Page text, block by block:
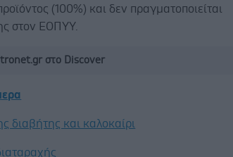
(100%) και δεν πραγματοποιείται
στον ΕΟΠΥΥ.
στο Discover
και καλοκαίρι